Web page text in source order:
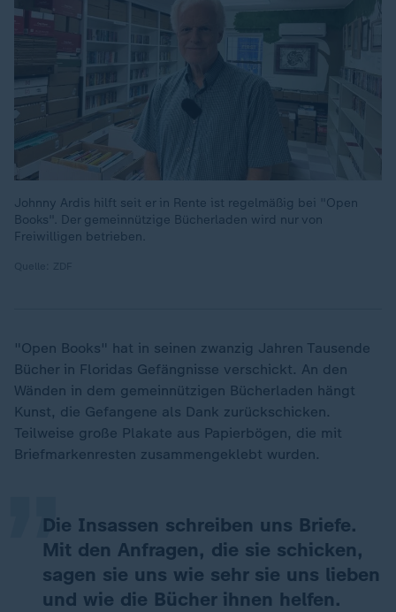
Johnny Ardis hilft seit er in Rente ist regelmäßig bei "Open
Books". Der gemeinnützige Bücherladen wird nur von
Freiwilligen betrieben.
"Open Books" hat in seinen zwanzig Jahren Tausende
Bücher in Floridas Gefängnisse verschickt. An den
Wänden in dem gemeinnützigen Bücherladen hängt
Kunst, die Gefangene als Dank zurückschicken.
Teilweise große Plakate aus Papierbögen, die mit
Briefmarkenresten zusammengeklebt wurden.
Die Insassen schreiben uns Briefe.
Mit den Anfragen, die sie schicken,
sagen sie uns wie sehr sie uns lieben
und wie die Bücher ihnen helfen.
„